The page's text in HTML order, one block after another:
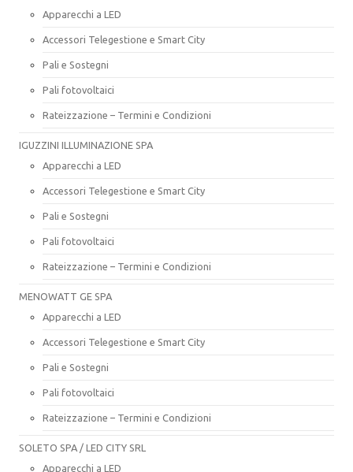
Apparecchi a LED
Accessori Telegestione e Smart City
Pali e Sostegni
Pali fotovoltaici
Rateizzazione – Termini e Condizioni
IGUZZINI ILLUMINAZIONE SPA
Apparecchi a LED
Accessori Telegestione e Smart City
Pali e Sostegni
Pali fotovoltaici
Rateizzazione – Termini e Condizioni
MENOWATT GE SPA
Apparecchi a LED
Accessori Telegestione e Smart City
Pali e Sostegni
Pali fotovoltaici
Rateizzazione – Termini e Condizioni
SOLETO SPA / LED CITY SRL
Apparecchi a LED